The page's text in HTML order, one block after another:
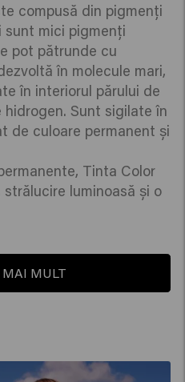
compusă din pigmenți
mici pigmenți
pot pătrunde cu
în molecule mari,
în interiorul părului de
Sunt sigilate în
de culoare permanent și
Tinta Color
luminoasă și o
MULT